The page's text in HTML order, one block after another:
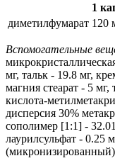
1
диметилфумарат 120
Вспомогательные
мг, тальк - 19.8 мг,
магния стеарат - 5
кислота-
дисперсия 30%
сополимер [1:1] -
лаурилсульфат - 0.25
(микронизированный)